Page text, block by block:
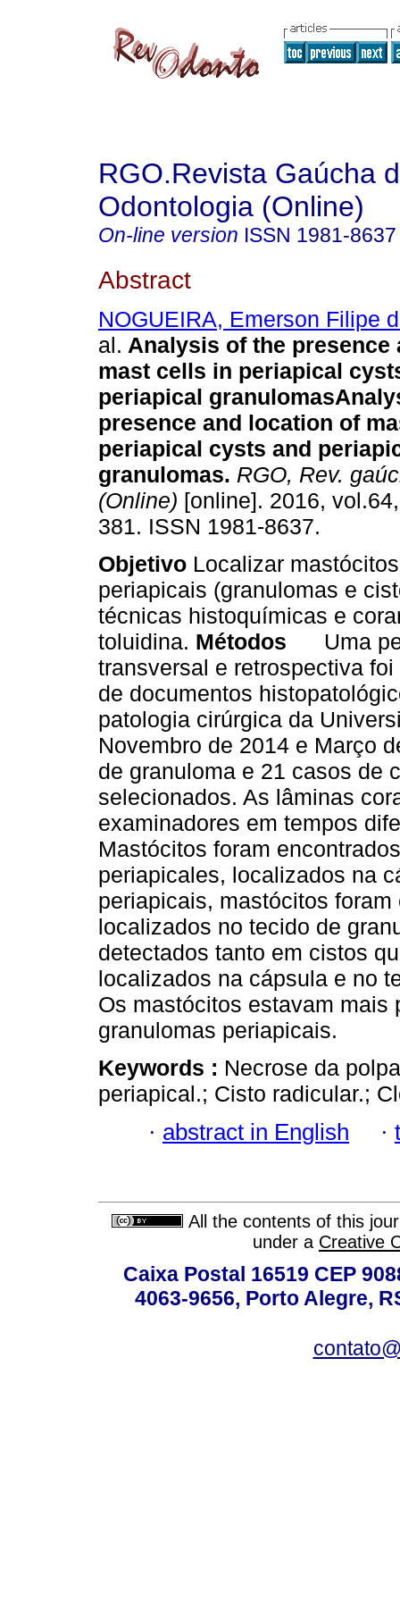
RGO.Revista Gaúcha
Odontologia (Online)
On-line version ISSN 1981-8637
Abstract
NOGUEIRA, Emerson Filipe
al. Analysis of the presence
mast cells in periapical
periapical granulomas
presence and location of
periapical cysts and
granulomas. RGO, Rev.
(Online) [online]. 2016,
381. ISSN 1981-8637.
Objetivo Localizar
periapicais (granulomas e
técnicas histoquímicas e
toluidina. Métodos Uma
transversal e retrospectiva
de documentos
patologia cirúrgica da
Novembro de 2014 e Março
de granuloma e 21 casos de
selecionados. As lâminas
examinadores em tempos
Mastócitos foram
periapicales, localizados na
periapicais, mastócitos
localizados no tecido de
detectados tanto em cistos
localizados na cápsula e no
Os mastócitos estavam mais
granulomas periapicais.
Keywords : Necrose da
periapical.; Cisto radicular.;
· abstract in English ·
All the contents of this
under a Creative
Caixa Postal 16519 CEP
4063-9656, Porto Alegre,